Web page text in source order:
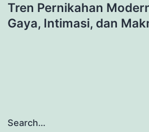
Tren Pernikahan
Gaya, Intimasi, dan
Search…